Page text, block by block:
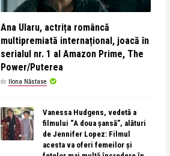
Ana Ularu, actrița româncă
multipremiată internațional, joacă în
serialul nr. 1 al Amazon Prime, The
Power/Puterea
de Ilona Năstase
Vanessa Hudgens, vedetă a
filmului “A doua șansă”, alături
de Jennifer Lopez: Filmul
acesta va oferi femeilor și